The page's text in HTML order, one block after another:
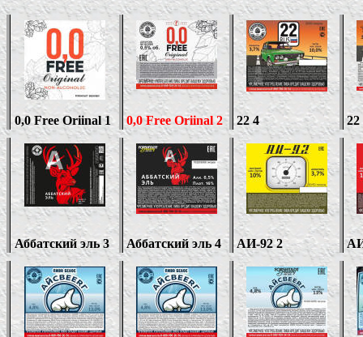
0,0 Free Oriinal1 0,0 Free Oriinal 2 22 4 22
Аббатский эль 3 Аббатский эль4 АИ-92 2